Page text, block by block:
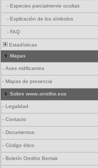
- Especies parcialmente ocultas
- Explicación de los símbolos
- FAQ
Estadísticas
Mapas
- Aves nidificantes
- Mapas de presencia
Sobre www.ornitho.eus
- Legalidad
- Contacto
- Documentos
- Código ético
- Boletín Ornitho Berriak